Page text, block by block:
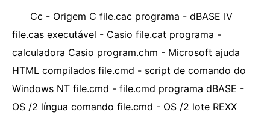
Cc - Origem C file.cac programa - dBASE IV
file.cas executável - Casio file.cat programa -
calculadora Casio program.chm - Microsoft ajuda
HTML compilados file.cmd - script de comando do
Windows NT file.cmd - file.cmd programa dBASE -
OS /2 língua comando file.cmd - OS /2 lote REXX